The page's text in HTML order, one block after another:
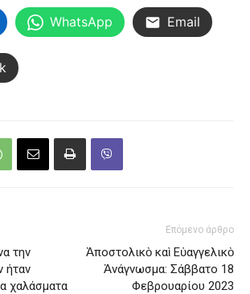
WhatsApp Email
την
ήταν
χαλάσματα
Επόμενο άρθρο
Ἀποστολικὸ καὶ Εὐαγγελικὸ
Ἀνάγνωσμα: Σάββατο 18
Φεβρουαρίου 2023